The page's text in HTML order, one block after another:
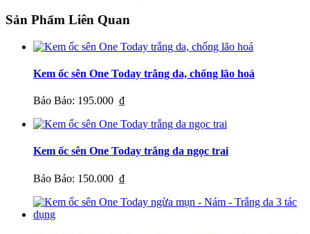
Sản Phẩm Liên Quan
Kem ốc sên One Today trắng da, chống lão hoá
Bảo Bảo: 195.000 ₫
Kem ốc sên One Today trắng da ngọc trai
Bảo Bảo: 150.000 ₫